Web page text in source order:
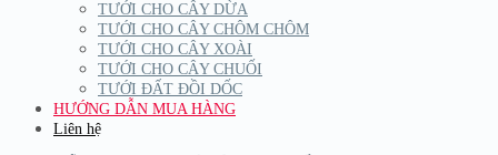
TƯỚI CHO CÂY DỪA
TƯỚI CHO CÂY CHÔM CHÔM
TƯỚI CHO CÂY XOÀI
TƯỚI CHO CÂY CHUỐI
TƯỚI ĐẤT ĐỒI DỐC
HƯỚNG DẪN MUA HÀNG
Liên hệ